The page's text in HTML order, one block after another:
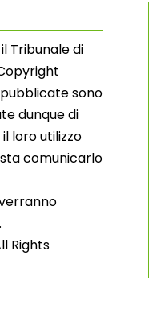
Tribunale di
sono
dunque di
loro utilizzo
comunicarlo
Rights